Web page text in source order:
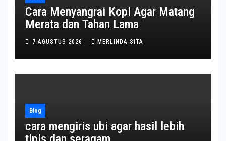
Cara Menyangrai Kopi Agar Matang
Merata dan Tahan Lama
7 AGUSTUS 2026 MERLINDA SITA
Blog
cara mengiris ubi agar hasil lebih